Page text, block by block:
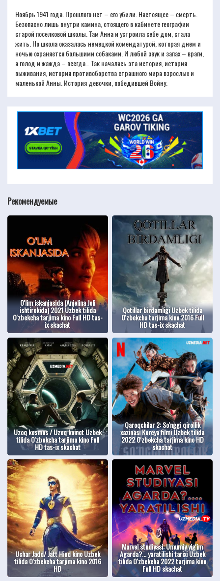
Ноябрь 1941 года. Прошлого нет – его убили. Настоящее – смерть.
Безопасно лишь внутри камина, стоящего в кабинете географии
старой поселковой школы. Там Анна и устроила себе дом, стала
жить. Но школа оказалась немецкой комендатурой, которая днем и
ночью охраняется большими собаками. И любой звук и запах – враги,
а голод и жажда – всегда… Так началась эта история, история
выживания, история противоборства страшного мира взрослых и
маленькой Анны. История девочки, победившей Войну.
Рекомендуемые
O'lim iskanjasida (Anjelina Joli
ishtirokida) 2021 Uzbek tilida
O'zbekcha tarjima kino Full HD tas-
ix skachat
Qotillar birdamligi Uzbek tilida
O'zbekcha tarjima kino 2016 Full
HD tas-ix skachat
Uzoq kosmos / Uzoq koinot Uzbek
tilida O'zbekcha tarjima kino Full
HD tas-ix skachat
Qaroqchilar 2: So'nggi qirollik
xazinasi Koreya filmi Uzbek tilida
2022 O'zbekcha tarjima kino HD
skachat
Uchar Jadd/ Jatt Hind kino Uzbek
tilida O'zbekcha tarjima kino 2016
HD
Marvel studiyasi: Umumiy yig'im
Agarda?... yaratilishi tarixi Uzbek
tilida O'zbekcha 2022 tarjima kino
Full HD skachat